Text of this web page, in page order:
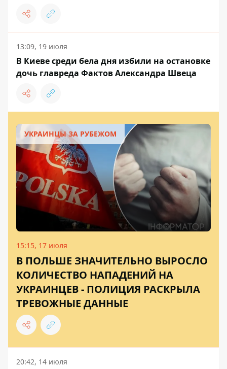
13:09, 19 июля
В Киеве среди бела дня избили на остановке
дочь главреда Фактов Александра Швеца
УКРАИНЦЫ ЗА РУБЕЖОМ
15:15, 17 июля
В ПОЛЬШЕ ЗНАЧИТЕЛЬНО ВЫРОСЛО
КОЛИЧЕСТВО НАПАДЕНИЙ НА
УКРАИНЦЕВ - ПОЛИЦИЯ РАСКРЫЛА
ТРЕВОЖНЫЕ ДАННЫЕ
20:42, 14 июля